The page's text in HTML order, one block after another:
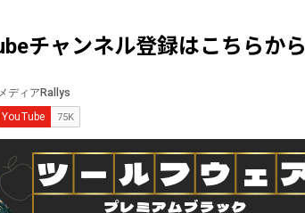
チャンネル登録はこちらから